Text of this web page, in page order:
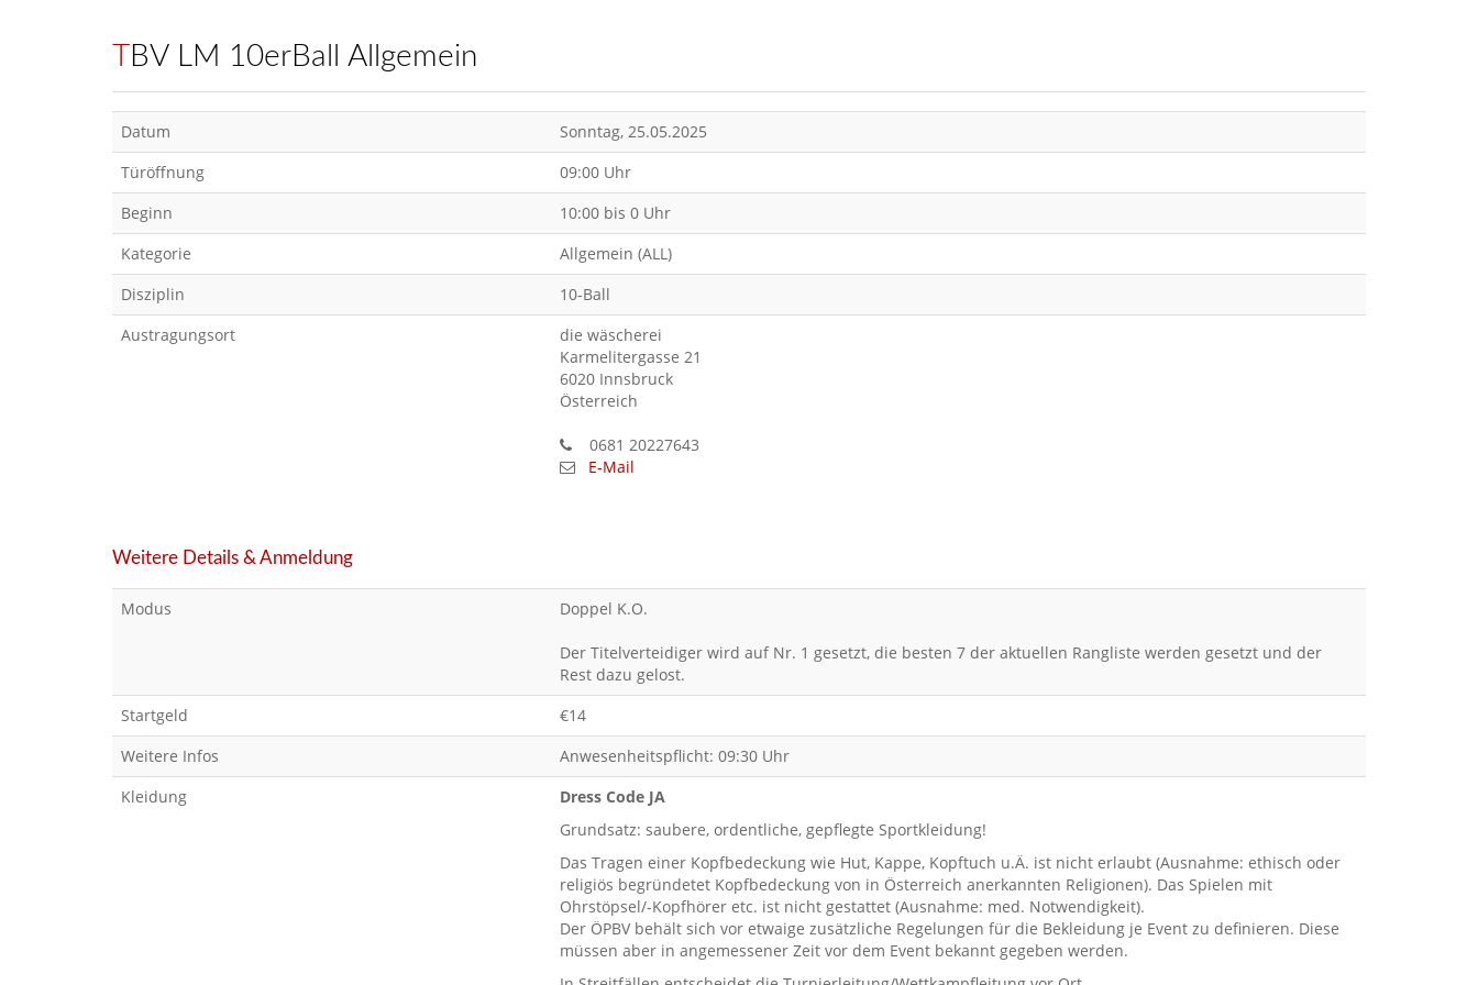
TBV LM 10erBall Allgemein
Datum
Sonntag, 25.05.2025
Türöffnung
09:00 Uhr
Beginn
10:00 bis 0 Uhr
Kategorie
Allgemein (ALL)
Disziplin
10-Ball
Austragungsort
die wäscherei
Karmelitergasse 21
6020 Innsbruck
Österreich
0681 20227643
E-Mail
Weitere Details & Anmeldung
Modus Doppel K.O.
Der Titelverteidiger wird auf Nr. 1 gesetzt, die besten 7 der aktuellen Rangliste werden gesetzt und der
Rest dazu gelost.
Startgeld
€14
Weitere Infos
Anwesenheitspflicht: 09:30 Uhr
Kleidung
Dress Code JA
Grundsatz: saubere, ordentliche, gepflegte Sportkleidung!
Das Tragen einer Kopfbedeckung wie Hut, Kappe, Kopftuch u.Ä. ist nicht erlaubt (Ausnahme: ethisch oder
religiös begründetet Kopfbedeckung von in Österreich anerkannten Religionen). Das Spielen mit
Ohrstöpsel/-Kopfhörer etc. ist nicht gestattet (Ausnahme: med. Notwendigkeit).
Der ÖPBV behält sich vor etwaige zusätzliche Regelungen für die Bekleidung je Event zu definieren. Diese
müssen aber in angemessener Zeit vor dem Event bekannt gegeben werden.